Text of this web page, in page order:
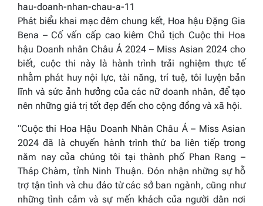
Phát biểu khai mạc đêm chung kết, Hoa hậu Đặng Gia
Bena – Cố vấn cấp cao kiêm Chủ tịch Cuộc thi Hoa
hậu Doanh nhân Châu Á 2024 – Miss Asian 2024 cho
biết, cuộc thi này là hành trình trải nghiệm thực tế
nhằm phát huy nội lực, tài năng, trí tuệ, tôi luyện bản
lĩnh và sức ảnh hưởng của các nữ doanh nhân, để tạo
nên những giá trị tốt đẹp đến cho cộng đồng và xã hội.
“Cuộc thi Hoa Hậu Doanh Nhân Châu Á – Miss Asian
2024 đã là chuyến hành trình thứ ba liên tiếp trong
năm nay của chúng tôi tại thành phố Phan Rang –
Tháp Chàm, tỉnh Ninh Thuận. Đón nhận những sự hỗ
trợ tận tình và chu đáo từ các sở ban ngành, cũng như
những tình cảm và sự mến khách của người dân nơi